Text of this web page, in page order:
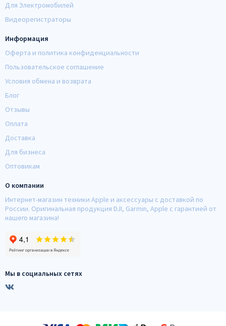
Для Электромобилей
Видеорегистраторы
Информация
Оферта и политика конфиденциальности
Пользовательское соглашение
Условия обмена и возврата
Блог
Отзывы
Оплата
Доставка
Для бизнеса
Оптовикам
О компании
Интернет-магазин техники Apple и аксессуары с доставкой по
России. Оригинальная продукция DJI, Garmin, Apple с гарантией от
нашего магазина!
Мы в социальных сетях